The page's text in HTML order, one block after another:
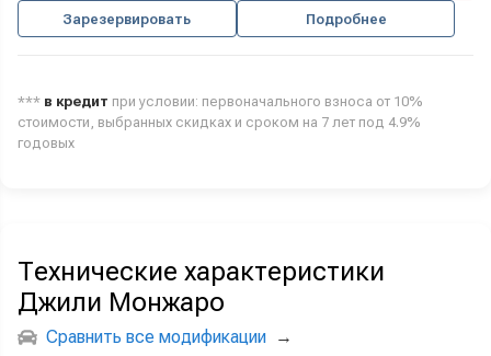
Зарезервировать Подробнее
*** в кредит при условии: первоначального взноса от 10%
стоимости, выбранных скидках и сроком на 7 лет под 4.9%
годовых
Технические характеристики
Джили Монжаро
Сравнить все модификации →